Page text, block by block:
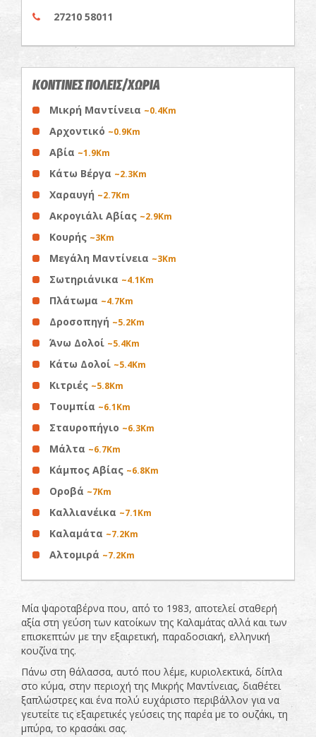
27210 58011
ΚΟΝΤΙΝΕΣ ΠΟΛΕΙΣ/ΧΩΡΙΑ
Μικρή Μαντίνεια ~0.4Km
Αρχοντικό ~0.9Km
Αβία ~1.9Km
Κάτω Βέργα ~2.3Km
Χαραυγή ~2.7Km
Ακρογιάλι Αβίας ~2.9Km
Κουρής ~3Km
Μεγάλη Μαντίνεια ~3Km
Σωτηριάνικα ~4.1Km
Πλάτωμα ~4.7Km
Δροσοπηγή ~5.2Km
Άνω Δολοί ~5.4Km
Κάτω Δολοί ~5.4Km
Κιτριές ~5.8Km
Τουμπία ~6.1Km
Σταυροπήγιο ~6.3Km
Μάλτα ~6.7Km
Κάμπος Αβίας ~6.8Km
Οροβά ~7Km
Καλλιανέικα ~7.1Km
Καλαμάτα ~7.2Km
Αλτομιρά ~7.2Km
Μία ψαροταβέρνα που, από το 1983, αποτελεί σταθερή
αξία στη γεύση των κατοίκων της Καλαμάτας αλλά και των
επισκεπτών με την εξαιρετική, παραδοσιακή, ελληνική
κουζίνα της.
Πάνω στη θάλασσα, αυτό που λέμε, κυριολεκτικά, δίπλα
στο κύμα, στην περιοχή της Μικρής Μαντίνειας, διαθέτει
ξαπλώστρες και ένα πολύ ευχάριστο περιβάλλον για να
γευτείτε τις εξαιρετικές γεύσεις της παρέα με το ουζάκι, τη
μπύρα, το κρασάκι σας.